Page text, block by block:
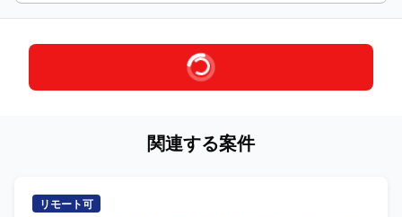
関連する案件
リモート可